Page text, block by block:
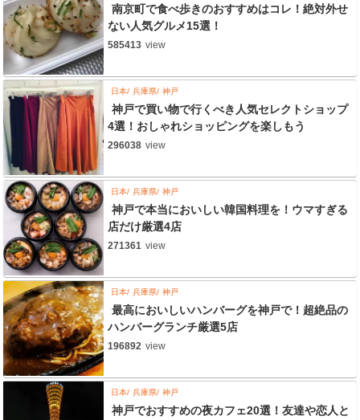
南京町で食べ歩きのおすすめはコレ！絶対外せ
ない人気グルメ15選！
585413 view
日本 兵庫県 神戸
神戸で買い物で行くべき人気セレクトショップ
4選！おしゃれショッピングを楽しもう
296038 view
日本 兵庫県 神戸
神戸で本当においしい韓国料理を！ウマすぎる
店だけ厳選4店
271361 view
日本 兵庫県 神戸
最高においしいハンバーグを神戸で！超絶品の
ハンバーグランチ厳選5店
196892 view
日本 兵庫県 神戸
神戸でおすすめの夜カフェ20選！友達や恋人と